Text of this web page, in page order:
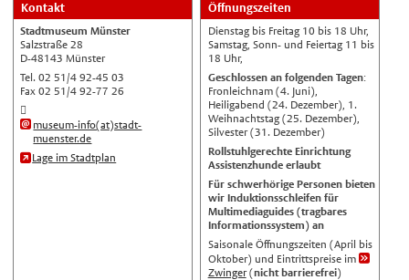
Nederlands
English
Українська
Türkçe
اللغة العربية
Français
Kontakt
Stadtmuseum Münster
Salzstraße 28
D-48143 Münster
Tel. 02 51/4 92-45 03
Fax 02 51/4 92-77 26
museum-info(at)stadt-
muenster.de
Lage im Stadtplan
Öffnungszeiten
Dienstag bis Freitag 10 bis 18 Uhr,
Samstag, Sonn- und Feiertag 11 bis
18 Uhr,
Geschlossen an folgenden Tagen:
Fronleichnam (4. Juni),
Heiligabend (24. Dezember), 1.
Weihnachtstag (25. Dezember),
Silvester (31. Dezember)
Rollstuhlgerechte Einrichtung
Assistenzhunde erlaubt
Für schwerhörige Personen bieten
wir Induktionsschleifen für
Multimediaguides (tragbares
Informationssystem) an
Saisonale Öffnungszeiten (April bis
Oktober) und Eintrittspreise im
Zwinger(nicht barrierefrei)